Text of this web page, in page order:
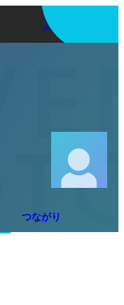
アプリを使う
つながり